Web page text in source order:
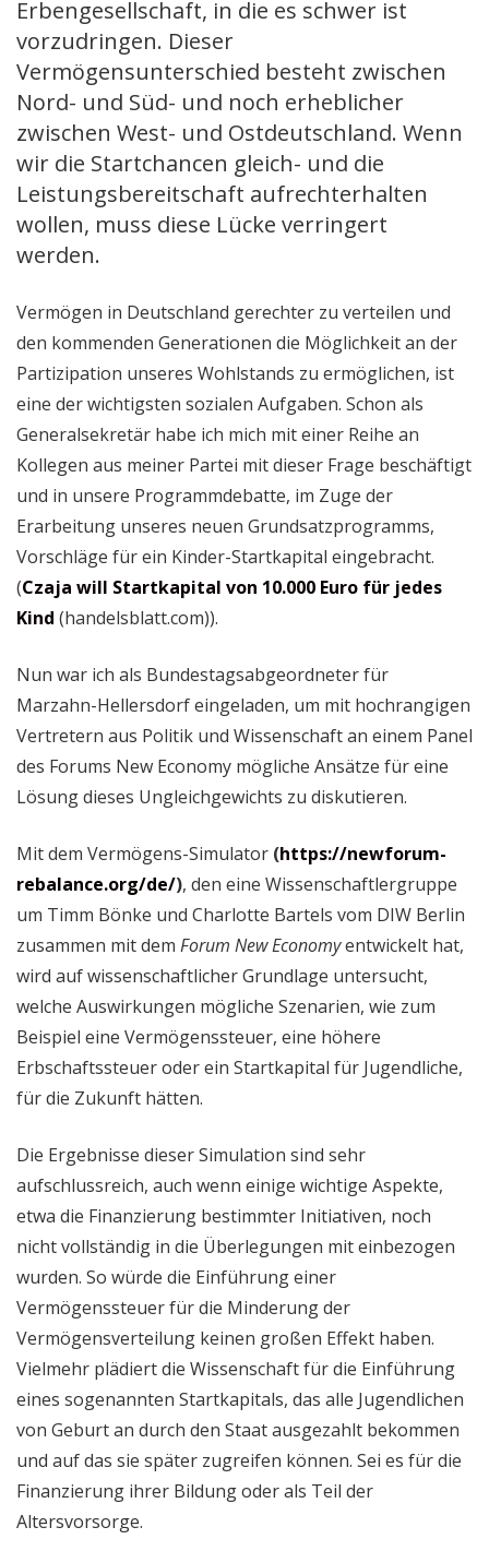
Erbengesellschaft, in die es schwer ist
vorzudringen. Dieser
Vermögensunterschied besteht zwischen
Nord- und Süd- und noch erheblicher
zwischen West- und Ostdeutschland. Wenn
wir die Startchancen gleich- und die
Leistungsbereitschaft aufrechterhalten
wollen, muss diese Lücke verringert
werden.
Vermögen in Deutschland gerechter zu verteilen und
den kommenden Generationen die Möglichkeit an der
Partizipation unseres Wohlstands zu ermöglichen, ist
eine der wichtigsten sozialen Aufgaben. Schon als
Generalsekretär habe ich mich mit einer Reihe an
Kollegen aus meiner Partei mit dieser Frage beschäftigt
und in unsere Programmdebatte, im Zuge der
Erarbeitung unseres neuen Grundsatzprogramms,
Vorschläge für ein Kinder-Startkapital eingebracht.
(Czaja will Startkapital von 10.000 Euro für jedes
Kind (handelsblatt.com)).
Nun war ich als Bundestagsabgeordneter für
Marzahn-Hellersdorf eingeladen, um mit hochrangigen
Vertretern aus Politik und Wissenschaft an einem Panel
des Forums New Economy mögliche Ansätze für eine
Lösung dieses Ungleichgewichts zu diskutieren.
Mit dem Vermögens-Simulator (https://newforum-
rebalance.org/de/), den eine Wissenschaftlergruppe
um Timm Bönke und Charlotte Bartels vom DIW Berlin
zusammen mit dem Forum New Economyentwickelt hat,
wird auf wissenschaftlicher Grundlage untersucht,
welche Auswirkungen mögliche Szenarien, wie zum
Beispiel eine Vermögenssteuer, eine höhere
Erbschaftssteuer oder ein Startkapital für Jugendliche,
für die Zukunft hätten.
Die Ergebnisse dieser Simulation sind sehr
aufschlussreich, auch wenn einige wichtige Aspekte,
etwa die Finanzierung bestimmter Initiativen, noch
nicht vollständig in die Überlegungen mit einbezogen
wurden. So würde die Einführung einer
Vermögenssteuer für die Minderung der
Vermögensverteilung keinen großen Effekt haben.
Vielmehr plädiert die Wissenschaft für die Einführung
eines sogenannten Startkapitals, das alle Jugendlichen
von Geburt an durch den Staat ausgezahlt bekommen
und auf das sie später zugreifen können. Sei es für die
Finanzierung ihrer Bildung oder als Teil der
Altersvorsorge.